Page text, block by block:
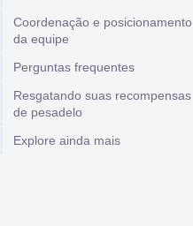
Coordenação e posicionamento
da equipe
Perguntas frequentes
Resgatando suas recompensas
de pesadelo
Explore ainda mais